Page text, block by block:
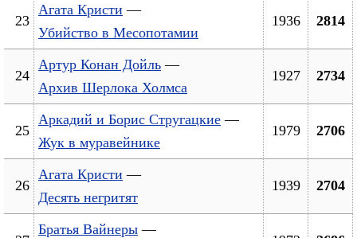
23
Агата Кристи —
Убийство в Месопотамии
1936 2814
24
Артур Конан Дойль —
Архив Шерлока Холмса
1927 2734
25
Аркадий и Борис Стругацкие —
Жук в муравейнике
1979 2706
26
Агата Кристи —
Десять негритят
1939 2704
Братья Вайнеры —